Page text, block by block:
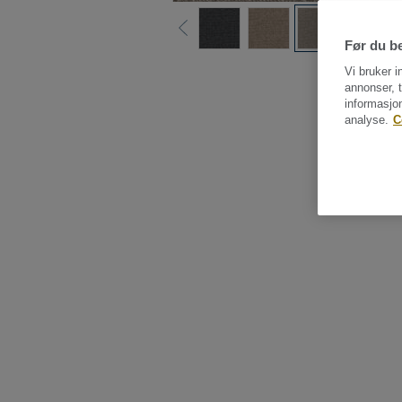
Før du
Vi bruker
annonser,
analyse.